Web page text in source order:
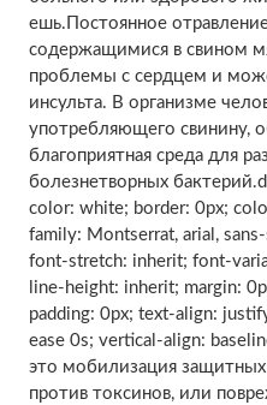
ешь.Постоянное
содержащимися в свином
проблемы с сердцем и
инсульта. В организме
употребляющего свинину,
благоприятная среда для
болезнетворных
color: white; border: 0px;
family: Montserrat, arial,
font-stretch: inherit; font-
line-height: inherit; margin:
padding: 0px; text-align:
ease 0s; vertical-align:
это мобилизация защитных
против токсинов, или